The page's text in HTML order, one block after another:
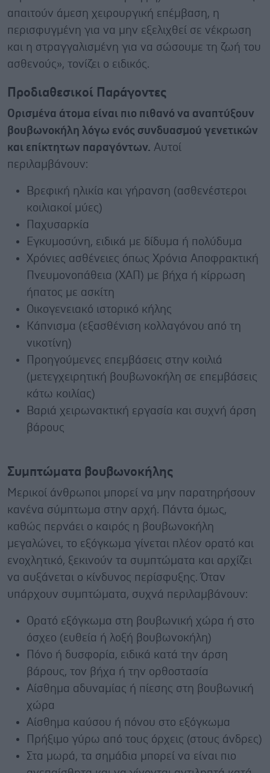
απαιτούν άμεση χειρουργική επέμβαση, η
περισφυγμένη για να μην εξελιχθεί σε νέκρωση
και η στραγγαλισμένη για να σώσουμε τη ζωή του
ασθενούς», τονίζει ο ειδικός.
Προδιαθεσικοί Παράγοντες
Ορισμένα άτομα είναι πιο πιθανό να αναπτύξουν
βουβωνοκήλη λόγω ενός συνδυασμού γενετικών
και επίκτητων παραγόντων. Αυτοί
περιλαμβάνουν:
Βρεφική ηλικία και γήρανση (ασθενέστεροι
κοιλιακοί μύες)
Παχυσαρκία
Εγκυμοσύνη, ειδικά με δίδυμα ή πολύδυμα
Χρόνιες ασθένειες όπως Χρόνια Αποφρακτική
Πνευμονοπάθεια (ΧΑΠ) με βήχα ή κίρρωση
ήπατος με ασκίτη
Οικογενειακό ιστορικό κήλης
Κάπνισμα (εξασθένιση κολλαγόνου από τη
νικοτίνη)
Προηγούμενες επεμβάσεις στην κοιλιά
(μετεγχειρητική βουβωνοκήλη σε επεμβάσεις
κάτω κοιλίας)
Βαριά χειρωνακτική εργασία και συχνή άρση
βάρους
Συμπτώματα βουβωνοκήλης
Μερικοί άνθρωποι μπορεί να μην παρατηρήσουν
κανένα σύμπτωμα στην αρχή. Πάντα όμως,
καθώς περνάει ο καιρός η βουβωνοκήλη
μεγαλώνει, το εξόγκωμα γίνεται πλέον ορατό και
ενοχλητικό, ξεκινούν τα συμπτώματα και αρχίζει
να αυξάνεται ο κίνδυνος περίσφυξης. Όταν
υπάρχουν συμπτώματα, συχνά περιλαμβάνουν:
Ορατό εξόγκωμα στη βουβωνική χώρα ή στο
όσχεο (ευθεία ή λοξή βουβωνοκήλη)
Πόνο ή δυσφορία, ειδικά κατά την άρση
βάρους, τον βήχα ή την ορθοστασία
Αίσθημα αδυναμίας ή πίεσης στη βουβωνική
χώρα
Αίσθημα καύσου ή πόνου στο εξόγκωμα
Πρήξιμο γύρω από τους όρχεις (στους άνδρες)
Στα μωρά, τα σημάδια μπορεί να είναι πιο